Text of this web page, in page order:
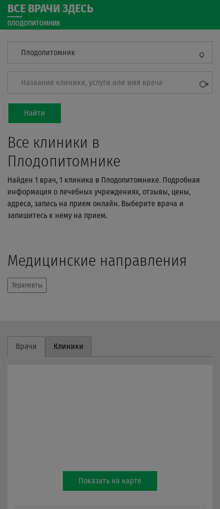
ВСЕ ВРАЧИ ЗДЕСЬ
ПЛОДОПИТОМНИК
Плодопитомник
Название клиники, услуги или имя врача
Найти
Все клиники в
Плодопитомнике
Найден 1 врач, 1 клиника в Плодопитомнике. Подробная
информация о лечебных учреждениях, отзывы, цены,
адреса, запись на прием онлайн. Выберите врача и
запишитесь к нему на прием.
Медицинские направления
Терапевты
Врачи Клиники
Показать на карте